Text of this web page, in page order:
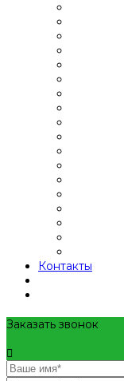
Контакты
Заказать звонок